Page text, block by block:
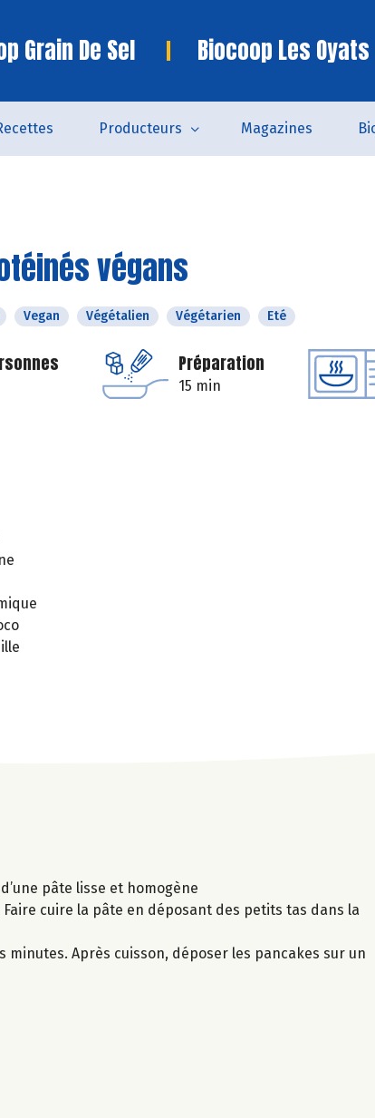
Grain De Sel Biocoop Les Oyats
Producteurs Magazines
végans
Vegan Végétalien Végétarien Eté
Préparation
15 min
pâte lisse et homogène
cuire la pâte en déposant des petits tas dans la
minutes. Après cuisson, déposer les pancakes sur un